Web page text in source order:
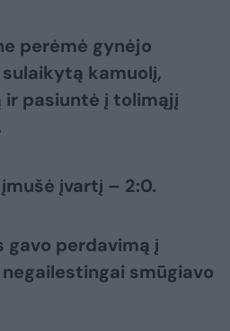
perėmė gynėjo
kamuolį,
ir pasiuntė į tolimąjį
įvartį – 2:0.
gavo perdavimą į
smūgiavo